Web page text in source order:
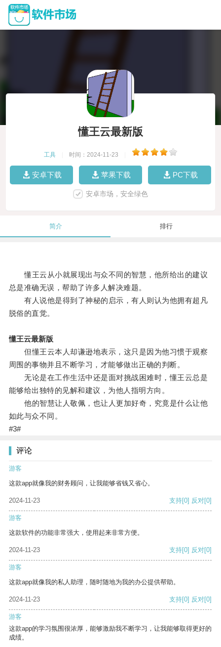
懂王云最新版
工具 时间：2024-11-23
安卓下载 苹果下载 PC下载
安卓市场，安全绿色
简介 排行
懂王云从小就展现出与众不同的智慧，他所给出的建议
总是准确无误，帮助了许多人解决难题。
有人说他是得到了神秘的启示，有人则认为他拥有超凡
脱俗的直觉。
懂王云最新版
但懂王云本人却谦逊地表示，这只是因为他习惯于观察
周围的事物并且不断学习，才能够做出正确的判断。
无论是在工作生活中还是面对挑战困难时，懂王云总是
能够给出独特的见解和建议，为他人指明方向。
他的智慧让人敬佩，也让人更加好奇，究竟是什么让他
如此与众不同。
#3#
评论
游客
这款app就像我的财务顾问，让我能够省钱又省心。
2024-11-23 支持[0] 反对[0]
游客
这款软件的功能非常强大，使用起来非常方便。
2024-11-23 支持[0] 反对[0]
游客
这款app就像我的私人助理，随时随地为我的办公提供帮助。
2024-11-23 支持[0] 反对[0]
游客
这款app的学习氛围很浓厚，能够激励我不断学习，让我能够取得更好的
成绩。